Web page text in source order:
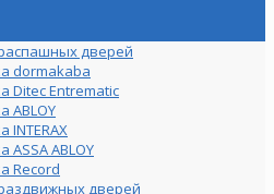
дверей
dormakaba
Ditec Entrematic
ABLOY
INTERAX
ASSA ABLOY
Record
дверей